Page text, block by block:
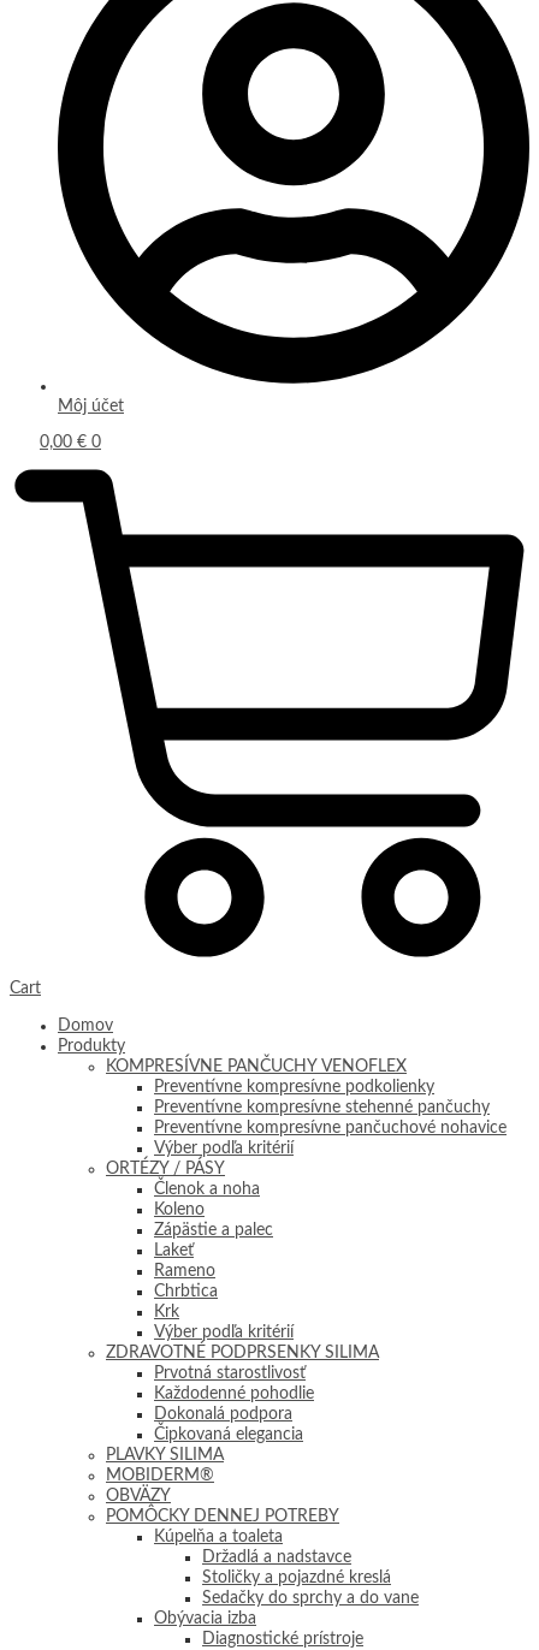
Môj účet
0,00 € 0
Cart
Domov
Produkty
KOMPRESÍVNE PANČUCHY VENOFLEX
Preventívne kompresívne podkolienky
Preventívne kompresívne stehenné pančuchy
Preventívne kompresívne pančuchové nohavice
Výber podľa kritérií
ORTÉZY / PÁSY
Členok a noha
Koleno
Zápästie a palec
Lakeť
Rameno
Chrbtica
Krk
Výber podľa kritérií
ZDRAVOTNÉ PODPRSENKY SILIMA
Prvotná starostlivosť
Každodenné pohodlie
Dokonalá podpora
Čipkovaná elegancia
PLAVKY SILIMA
MOBIDERM®
OBVÄZY
POMÔCKY DENNEJ POTREBY
Kúpelňa a toaleta
Držadlá a nadstavce
Stoličky a pojazdné kreslá
Sedačky do sprchy a do vane
Obývacia izba
Diagnostické prístroje